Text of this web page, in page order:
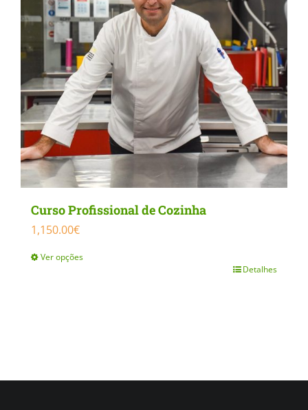
options
may
chosen
on
the
product
page
Curso Profissional de Cozinha
1,150.00€
Ver opções
The
Detalhes